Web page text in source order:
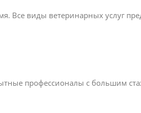
виды ветеринарных услуг
профессионалы с большим